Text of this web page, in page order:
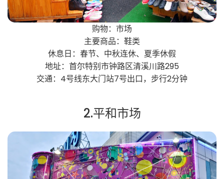
购物：市场
主要商品：鞋类
休息日：春节、中秋连休、夏季休假
地址：首尔特别市钟路区清溪川路295
交通：4号线东大门站7号出口，步行2分钟
2.平和市场